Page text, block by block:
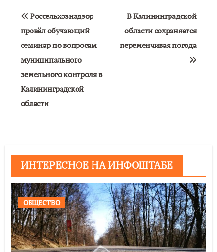
Навигация
по
записям
Россельхознадзор
провёл обучающий
семинар по вопросам
муниципального
земельного контроля в
Калининградской
области
В Калининградской
области сохраняется
переменчивая погода
ИНТЕРЕСНОЕ НА ИНФОШТАБЕ
ОБЩЕСТВО